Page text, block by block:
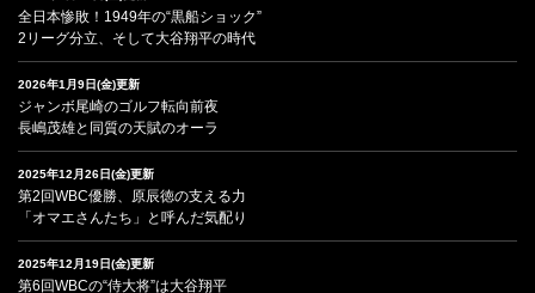
全日本惨敗！1949年の“黒船ショック”
2リーグ分立、そして大谷翔平の時代
2026年1月9日(金)更新
ジャンボ尾崎のゴルフ転向前夜
長嶋茂雄と同質の天賦のオーラ
2025年12月26日(金)更新
第2回WBC優勝、原辰徳の支える力
「オマエさんたち」と呼んだ気配り
2025年12月19日(金)更新
第6回WBCの“侍大将”は大谷翔平